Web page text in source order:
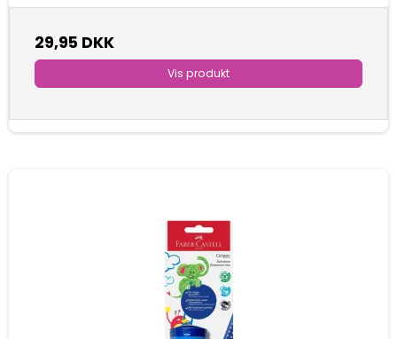
29,95 DKK
Vis produkt